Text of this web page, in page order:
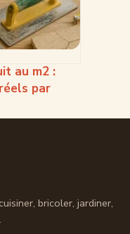
au m2 :
par
pour
bricoler, jardiner,